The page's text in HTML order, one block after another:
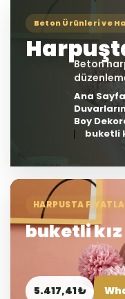
Ana Sayfa
Boy
buketli
HARPUSTA
buketli
5.417,41 ₺